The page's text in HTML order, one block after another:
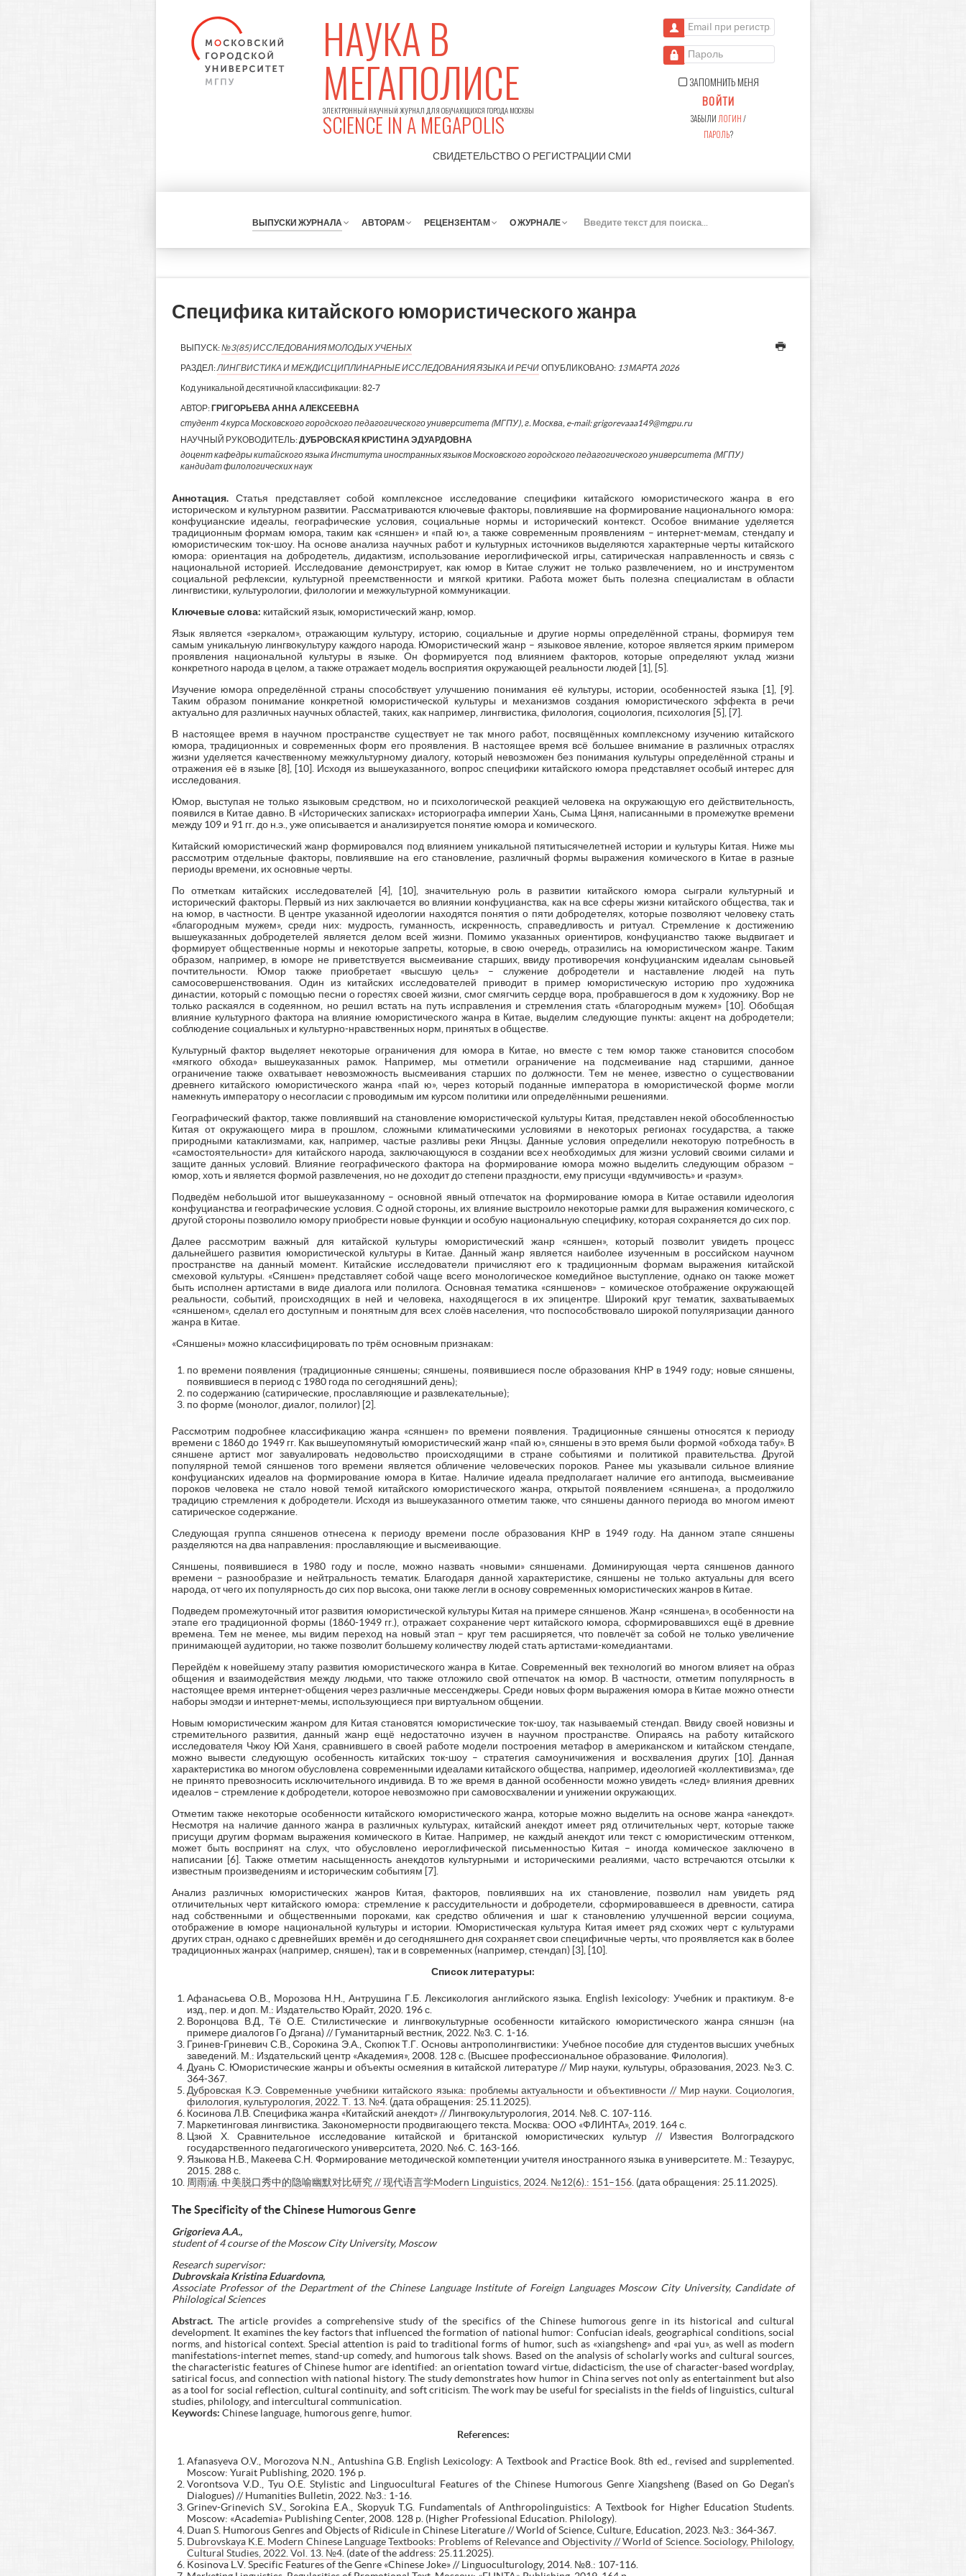
НАУКА В
МЕГАПОЛИСЕ
ЭЛЕКТРОННЫЙ НАУЧНЫЙ ЖУРНАЛ ДЛЯ ОБУЧАЮЩИХСЯ ГОРОДА МОСКВЫ
SCIENCE IN A MEGAPOLIS
СВИДЕТЕЛЬСТВО О РЕГИСТРАЦИИ СМИ
Email при регистрации
Пароль
ЗАПОМНИТЬ МЕНЯ
ВОЙТИ
ЗАБЫЛИ ЛОГИН/
ПАРОЛЬ?
ВЫПУСКИ ЖУРНАЛА АВТОРАМ РЕЦЕНЗЕНТАМ О ЖУРНАЛЕ
К
Специфика китайского юмористического жанра
ВЫПУСК:№3(85) ИССЛЕДОВАНИЯ МОЛОДЫХ УЧЕНЫХ
РАЗДЕЛ:ЛИНГВИСТИКА И МЕЖДИСЦИПЛИНАРНЫЕ ИССЛЕДОВАНИЯ ЯЗЫКА И РЕЧИ ОПУБЛИКОВАНО: 13 МАРТА 2026
Код уникальной десятичной классификации:82-7
АВТОР: ГРИГОРЬЕВА АННА АЛЕКСЕЕВНА
студент 4 курса Московского городского педагогического университета (МГПУ), г. Москва, e-mail: grigorevaaa149@mgpu.ru
НАУЧНЫЙ РУКОВОДИТЕЛЬ:ДУБРОВСКАЯ КРИСТИНА ЭДУАРДОВНА
доцент кафедры китайского языка Института иностранных языков Московского городского педагогического университета (МГПУ)
кандидат филологических наук
Аннотация.Статья представляет собой комплексное исследование специфики китайского юмористического жанра в его
историческом и культурном развитии. Рассматриваются ключевые факторы, повлиявшие на формирование национального юмора:
конфуцианские идеалы, географические условия, социальные нормы и исторический контекст. Особое внимание уделяется
традиционным формам юмора, таким как «сяншен» и «пай ю», а также современным проявлениям – интернет-мемам, стендапу и
юмористическим ток-шоу. На основе анализа научных работ и культурных источников выделяются характерные черты китайского
юмора: ориентация на добродетель, дидактизм, использование иероглифической игры, сатирическая направленность и связь с
национальной историей. Исследование демонстрирует, как юмор в Китае служит не только развлечением, но и инструментом
социальной рефлексии, культурной преемственности и мягкой критики. Работа может быть полезна специалистам в области
лингвистики, культурологии, филологии и межкультурной коммуникации.
Ключевые слова: китайский язык, юмористический жанр, юмор.
Язык является «зеркалом», отражающим культуру, историю, социальные и другие нормы определённой страны, формируя тем
самым уникальную лингвокультуру каждого народа. Юмористический жанр – языковое явление, которое является ярким примером
проявления национальной культуры в языке. Он формируется под влиянием факторов, которые определяют уклад жизни
конкретного народа в целом, а также отражает модель восприятия окружающей реальности людей [1], [5].
Изучение юмора определённой страны способствует улучшению понимания её культуры, истории, особенностей языка [1], [9].
Таким образом понимание конкретной юмористической культуры и механизмов создания юмористического эффекта в речи
актуально для различных научных областей, таких, как например, лингвистика, филология, социология, психология [5], [7].
В настоящее время в научном пространстве существует не так много работ, посвящённых комплексному изучению китайского
юмора, традиционных и современных форм его проявления. В настоящее время всё большее внимание в различных отраслях
жизни уделяется качественному межкультурному диалогу, который невозможен без понимания культуры определённой страны и
отражения её в языке [8], [10]. Исходя из вышеуказанного, вопрос специфики китайского юмора представляет особый интерес для
исследования.
Юмор, выступая не только языковым средством, но и психологической реакцией человека на окружающую его действительность,
появился в Китае давно. В «Исторических записках» историографа империи Хань, Сыма Цяня, написанными в промежутке времени
между 109 и 91 гг. до н.э., уже описывается и анализируется понятие юмора и комического.
Китайский юмористический жанр формировался под влиянием уникальной пятитысячелетней истории и культуры Китая. Ниже мы
рассмотрим отдельные факторы, повлиявшие на его становление, различный формы выражения комического в Китае в разные
периоды времени, их основные черты.
По отметкам китайских исследователей [4], [10], значительную роль в развитии китайского юмора сыграли культурный и
исторический факторы. Первый из них заключается во влиянии конфуцианства, как на все сферы жизни китайского общества, так и
на юмор, в частности. В центре указанной идеологии находятся понятия о пяти добродетелях, которые позволяют человеку стать
«благородным мужем», среди них: мудрость, гуманность, искренность, справедливость и ритуал. Стремление к достижению
вышеуказанных добродетелей является делом всей жизни. Помимо указанных ориентиров, конфуцианство также выдвигает и
формирует общественные нормы и некоторые запреты, которые, в свою очередь, отразились на юмористическом жанре. Таким
образом, например, в юморе не приветствуется высмеивание старших, ввиду противоречия конфуцианским идеалам сыновьей
почтительности. Юмор также приобретает «высшую цель» – служение добродетели и наставление людей на путь
самосовершенствования. Один из китайских исследователей приводит в пример юмористическую историю про художника
династии, который с помощью песни о горестях своей жизни, смог смягчить сердце вора, пробравшегося в дом к художнику. Вор не
только раскаялся в содеянном, но решил встать на путь исправления и стремления стать «благородным мужем» [10]. Обобщая
влияние культурного фактора на влияние юмористического жанра в Китае, выделим следующие пункты: акцент на добродетели;
соблюдение социальных и культурно-нравственных норм, принятых в обществе.
Культурный фактор выделяет некоторые ограничения для юмора в Китае, но вместе с тем юмор также становится способом
«мягкого обхода» вышеуказанных рамок. Например, мы отметили ограничение на подсмеивание над старшими, данное
ограничение также охватывает невозможность высмеивания старших по должности. Тем не менее, известно о существовании
древнего китайского юмористического жанра «пай ю», через который поданные императора в юмористической форме могли
намекнуть императору о несогласии с проводимым им курсом политики или определёнными решениями.
Географический фактор, также повлиявший на становление юмористической культуры Китая, представлен некой обособленностью
Китая от окружающего мира в прошлом, сложными климатическими условиями в некоторых регионах государства, а также
природными катаклизмами, как, например, частые разливы реки Янцзы. Данные условия определили некоторую потребность в
«самостоятельности» для китайского народа, заключающуюся в создании всех необходимых для жизни условий своими силами и
защите данных условий. Влияние географического фактора на формирование юмора можно выделить следующим образом –
юмор, хоть и является формой развлечения, но не доходит до степени праздности, ему присущи «вдумчивость» и «разум».
Подведём небольшой итог вышеуказанному – основной явный отпечаток на формирование юмора в Китае оставили идеология
конфуцианства и географические условия. С одной стороны, их влияние выстроило некоторые рамки для выражения комического, с
другой стороны позволило юмору приобрести новые функции и особую национальную специфику, которая сохраняется до сих пор.
Далее рассмотрим важный для китайской культуры юмористический жанр «сяншен», который позволит увидеть процесс
дальнейшего развития юмористической культуры в Китае. Данный жанр является наиболее изученным в российском научном
пространстве на данный момент. Китайские исследователи причисляют его к традиционным формам выражения китайской
смеховой культуры. «Сяншен» представляет собой чаще всего монологическое комедийное выступление, однако он также может
быть исполнен артистами в виде диалога или полилога. Основная тематика «сяншенов» – комическое отображение окружающей
реальности, событий, происходящих в ней и человека, находящегося в их эпицентре. Широкий круг тематик, захватываемых
«сяншеном», сделал его доступным и понятным для всех слоёв населения, что поспособствовало широкой популяризации данного
жанра в Китае.
«Сяншены» можно классифицировать по трём основным признакам:
по времени появления (традиционные сяншены; сяншены, появившиеся после образования КНР в 1949 году; новые сяншены,
появившиеся в период с 1980 года по сегодняшний день);
по содержанию (сатирические, прославляющие и развлекательные);
по форме (монолог, диалог, полилог) [2].
Рассмотрим подробнее классификацию жанра «сяншен» по времени появления. Традиционные сяншены относятся к периоду
времени с 1860 до 1949 гг. Как вышеупомянутый юмористический жанр «пай ю», сяншены в это время были формой «обхода табу». В
сяншене артист мог завуалировать недовольство происходящими в стране событиями и политикой правительства. Другой
популярной темой сяншенов того времени является обличение человеческих пороков. Ранее мы указывали сильное влияние
конфуцианских идеалов на формирование юмора в Китае. Наличие идеала предполагает наличие его антипода, высмеивание
пороков человека не стало новой темой китайского юмористического жанра, открытой появлением «сяншена», а продолжило
традицию стремления к добродетели. Исходя из вышеуказанного отметим также, что сяншены данного периода во многом имеют
сатирическое содержание.
Следующая группа сяншенов отнесена к периоду времени после образования КНР в 1949 году. На данном этапе сяншены
разделяются на два направления: прославляющие и высмеивающие.
Сяншены, появившиеся в 1980 году и после, можно назвать «новыми» сяншенами. Доминирующая черта сяншенов данного
времени – разнообразие и нейтральность тематик. Благодаря данной характеристике, сяншены не только актуальны для всего
народа, от чего их популярность до сих пор высока, они также легли в основу современных юмористических жанров в Китае.
Подведем промежуточный итог развития юмористической культуры Китая на примере сяншенов. Жанр «сяншена», в особенности на
этапе его традиционной формы (1860-1949 гг.), отражает сохранение черт китайского юмора, сформировавшихся ещё в древние
времена. Тем не менее, мы видим переход на новый этап – круг тем расширяется, что повлечёт за собой не только увеличение
принимающей аудитории, но также позволит большему количеству людей стать артистами-комедиантами.
Перейдём к новейшему этапу развития юмористического жанра в Китае. Современный век технологий во многом влияет на образ
общения и взаимодействия между людьми, что также отложило свой отпечаток на юмор. В частности, отметим популярность в
настоящее время интернет-общения через различные мессенджеры. Среди новых форм выражения юмора в Китае можно отнести
наборы эмодзи и интернет-мемы, использующиеся при виртуальном общении.
Новым юмористическим жанром для Китая становятся юмористические ток-шоу, так называемый стендап. Ввиду своей новизны и
стремительного развития, данный жанр ещё недостаточно изучен в научном пространстве. Опираясь на работу китайского
исследователя Чжоу Юй Ханя, сравнившего в своей работе модели построения метафор в американском и китайском стендапе,
можно вывести следующую особенность китайских ток-шоу – стратегия самоуничижения и восхваления других [10]. Данная
характеристика во многом обусловлена современными идеалами китайского общества, например, идеологией «коллективизма», где
не принято превозносить исключительного индивида. В то же время в данной особенности можно увидеть «след» влияния древних
идеалов – стремление к добродетели, которое невозможно при самовосхвалении и унижении окружающих.
Отметим также некоторые особенности китайского юмористического жанра, которые можно выделить на основе жанра «анекдот».
Несмотря на наличие данного жанра в различных культурах, китайский анекдот имеет ряд отличительных черт, которые также
присущи другим формам выражения комического в Китае. Например, не каждый анекдот или текст с юмористическим оттенком,
может быть воспринят на слух, что обусловлено иероглифической письменностью Китая – иногда комическое заключено в
написании [6]. Также отметим насыщенность анекдотов культурными и историческими реалиями, часто встречаются отсылки к
известным произведениям и историческим событиям [7].
Анализ различных юмористических жанров Китая, факторов, повлиявших на их становление, позволил нам увидеть ряд
отличительных черт китайского юмора: стремление к рассудительности и добродетели, сформировавшееся в древности, сатира
над собственными и общественными пороками, как средство обличения и шаг к становлению улучшенной версии социума,
отображение в юморе национальной культуры и истории. Юмористическая культура Китая имеет ряд схожих черт с культурами
других стран, однако с древнейших времён и до сегодняшнего дня сохраняет свои специфичные черты, что проявляется как в более
традиционных жанрах (например, сняшен), так и в современных (например, стендап) [3], [10].
Список литературы:
Афанасьева О.В., Морозова Н.Н., Антрушина Г.Б. Лексикология английского языка. English lexicology: Учебник и практикум. 8-е
изд., пер. и доп. М.: Издательство Юрайт, 2020. 196 с.
Воронцова В.Д., Тё О.Е. Стилистические и лингвокультурные особенности китайского юмористического жанра сяншэн (на
примере диалогов Го Дэгана) // Гуманитарный вестник, 2022. №3. С. 1-16.
Гринев-Гриневич С.В., Сорокина Э.А., Скопюк Т.Г. Основы антрополингвистики: Учебное пособие для студентов высших учебных
заведений. М.: Издательский центр «Академия», 2008. 128 с. (Высшее профессиональное образование. Филология).
Дуань С. Юмористические жанры и объекты осмеяния в китайской литературе // Мир науки, культуры, образования, 2023. №3. С.
364-367.
Дубровская К.Э. Современные учебники китайского языка: проблемы актуальности и объективности // Мир науки. Социология,
филология, культурология, 2022. Т. 13. №4. (дата обращения: 25.11.2025).
Косинова Л.В. Специфика жанра «Китайский анекдот» // Лингвокультурология, 2014. №8. С. 107-116.
Маркетинговая лингвистика. Закономерности продвигающего текста. Москва: ООО «ФЛИНТА», 2019. 164 с.
Цзюй Х. Сравнительное исследование китайской и британской юмористических культур // Известия Волгоградского
государственного педагогического университета, 2020. №6. С. 163-166.
Языкова Н.В., Макеева С.Н. Формирование методической компетенции учителя иностранного языка в университете. М.: Тезаурус,
2015. 288 с.
周雨涵. 中美脱口秀中的隐喻幽默对比研究 // 现代语言学Modern Linguistics, 2024. №12(6).: 151–156. (дата обращения: 25.11.2025).
The Specificity of the Chinese Humorous Genre
Grigorieva A.A.,
student of 4 course of the Moscow City University, Moscow
Research supervisor:
Dubrovskaia Kristina Eduardovna,
Associate Professor of the Department of the Chinese Language Institute of Foreign Languages Moscow City University, Candidate of
Philological Sciences
Abstract. The article provides a comprehensive study of the specifics of the Chinese humorous genre in its historical and cultural
development. It examines the key factors that influenced the formation of national humor: Confucian ideals, geographical conditions, social
norms, and historical context. Special attention is paid to traditional forms of humor, such as «xiangsheng» and «pai yu», as well as modern
manifestations-internet memes, stand-up comedy, and humorous talk shows. Based on the analysis of scholarly works and cultural sources,
the characteristic features of Chinese humor are identified: an orientation toward virtue, didacticism, the use of character-based wordplay,
satirical focus, and connection with national history. The study demonstrates how humor in China serves not only as entertainment but also
as a tool for social reflection, cultural continuity, and soft criticism. The work may be useful for specialists in the fields of linguistics, cultural
studies, philology, and intercultural communication.
Keywords: Chinese language, humorous genre, humor.
References:
Afanasyeva O.V., Morozova N.N., Antushina G.B. English Lexicology: A Textbook and Practice Book. 8th ed., revised and supplemented.
Moscow: Yurait Publishing, 2020. 196 p.
Vorontsova V.D., Tyu O.E. Stylistic and Linguocultural Features of the Chinese Humorous Genre Xiangsheng (Based on Go Degan’s
Dialogues) // Humanities Bulletin, 2022. №3.: 1-16.
Grinev-Grinevich S.V., Sorokina E.A., Skopyuk T.G. Fundamentals of Anthropolinguistics: A Textbook for Higher Education Students.
Moscow: «Academia» Publishing Center, 2008. 128 p. (Higher Professional Education. Philology).
Duan S. Humorous Genres and Objects of Ridicule in Chinese Literature // World of Science, Culture, Education, 2023. №3.: 364-367.
Dubrovskaya K.E. Modern Chinese Language Textbooks: Problems of Relevance and Objectivity // World of Science. Sociology, Philology,
Cultural Studies, 2022. Vol. 13. №4. (date of the address: 25.11.2025).
Kosinova L.V. Specific Features of the Genre «Chinese Joke» // Linguoculturology, 2014. №8.: 107-116.